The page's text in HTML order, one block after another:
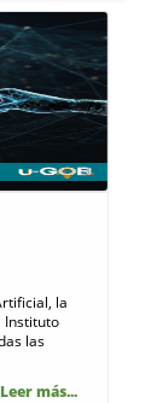
la
Instituto
las
Leer más...